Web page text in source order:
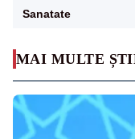
MAI MULTE
Sanatate